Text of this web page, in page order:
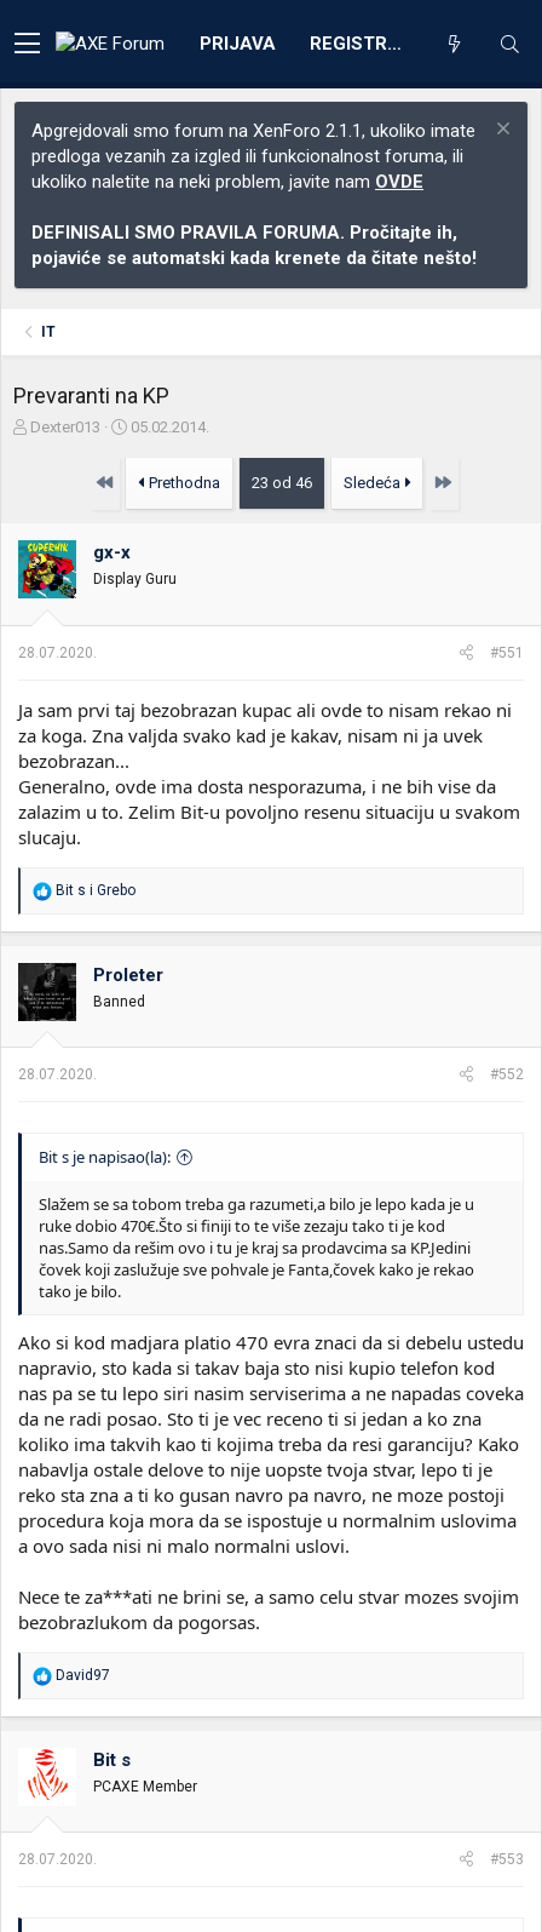
PRIJAVA REGISTRACIJA
Apgrejdovali smo forum na XenForo 2.1.1, ukoliko imate
predloga vezanih za izgled ili funkcionalnost foruma, ili
ukoliko naletite na neki problem, javite nam OVDE
DEFINISALI SMO PRAVILA FORUMA. Pročitajte ih,
pojaviće se automatski kada krenete da čitate nešto!
IT
Prevaranti na KP
Z
i
k
t
e
m
Dexter013
D
m
o
k
e
j
a
05.02.2014.
Prvo Prethodna 23 od 46 Sledeća Poslednja
gx-x
Display Guru
28.07.2020. #551
Ja sam prvi taj bezobrazan kupac ali ovde to nisam rekao ni
za koga. Zna valjda svako kad je kakav, nisam ni ja uvek
bezobrazan...
Generalno, ovde ima dosta nesporazuma, i ne bih vise da
zalazim u to. Zelim Bit-u povoljno resenu situaciju u svakom
slucaju.
R
o
v
a
n
:
Bit s i Grebo
Proleter
Banned
28.07.2020. #552
Bit s je napisao(la):
Slažem se sa tobom treba ga razumeti,a bilo je lepo kada je u
ruke dobio 470€.Što si finiji to te više zezaju tako ti je kod
nas.Samo da rešim ovo i tu je kraj sa prodavcima sa KP.Jedini
čovek koji zaslužuje sve pohvale je Fanta,čovek kako je rekao
tako je bilo.
Ako si kod madjara platio 470 evra znaci da si debelu ustedu
napravio, sto kada si takav baja sto nisi kupio telefon kod
nas pa se tu lepo siri nasim serviserima a ne napadas coveka
da ne radi posao. Sto ti je vec receno ti si jedan a ko zna
koliko ima takvih kao ti kojima treba da resi garanciju? Kako
nabavlja ostale delove to nije uopste tvoja stvar, lepo ti je
reko sta zna a ti ko gusan navro pa navro, ne moze postoji
procedura koja mora da se ispostuje u normalnim uslovima
a ovo sada nisi ni malo normalni uslovi.
Nece te za***ati ne brini se, a samo celu stvar mozes svojim
bezobrazlukom da pogorsas.
R
v
a
:
David97
Bit s
PCAXE Member
28.07.2020. #553